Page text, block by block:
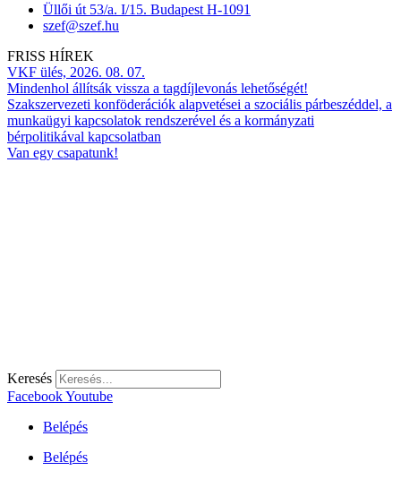
Üllői út 53/a. I/15. Budapest H-1091
szef@szef.hu
FRISS HÍREK
VKF ülés, 2026. 08. 07.
Mindenhol állítsák vissza a tagdíjlevonás lehetőségét!
Szakszervezeti konföderációk alapvetései a szociális párbeszéddel, a
munkaügyi kapcsolatok rendszerével és a kormányzati
bérpolitikával kapcsolatban
Van egy csapatunk!
Keresés
FacebookYoutube
Belépés
Belépés